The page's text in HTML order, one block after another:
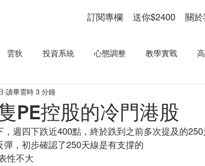
訂閱專欄 送你$2400 關
雲狄 投資系統 心態調整 教學實戰
PE控股的冷門港股
讀畢需時 3 分鐘
週四下跌近400點，終於跌到之前多次提及的250
彈，初步確認了250天線是有支撐的
性不大